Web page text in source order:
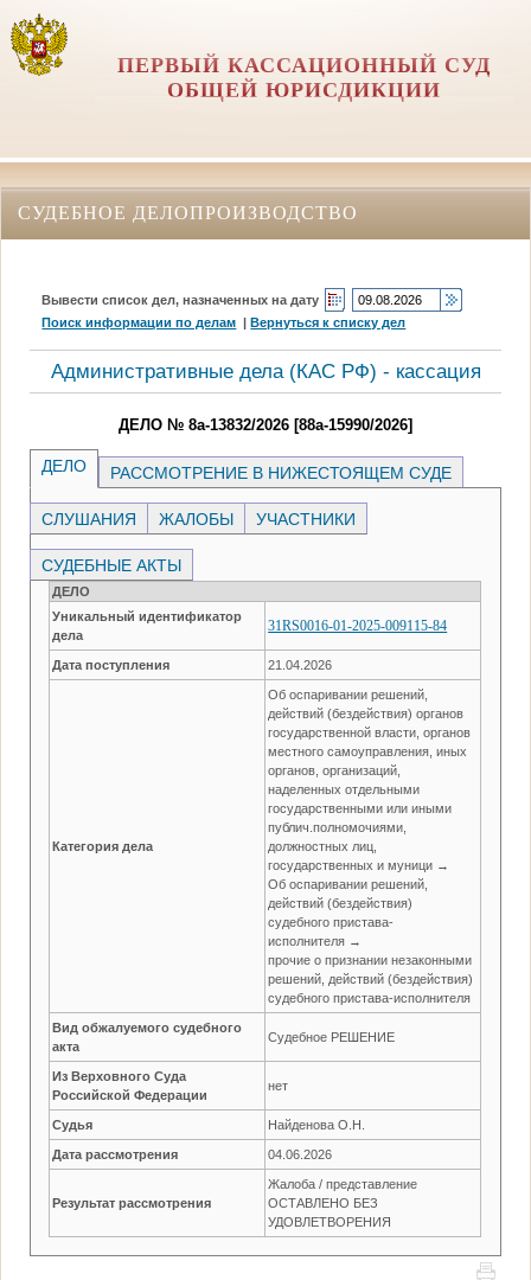
ПЕРВЫЙ КАССАЦИОННЫЙ СУД
ОБЩЕЙ ЮРИСДИКЦИИ
СУДЕБНОЕ ДЕЛОПРОИЗВОДСТВО
Вывести список дел, назначенных на дату
Поиск информации по делам |Вернуться к списку дел
Административные дела (КАC РФ) - кассация
ДЕЛО № 8а-13832/2026 [88а-15990/2026]
ДЕЛО РАССМОТРЕНИЕ В НИЖЕСТОЯЩЕМ СУДЕ
СЛУШАНИЯ ЖАЛОБЫ УЧАСТНИКИ
СУДЕБНЫЕ АКТЫ
ДЕЛО
Уникальный идентификатор
дела
31RS0016-01-2025-009115-84
Дата поступления 21.04.2026
Категория дела
Об оспаривании решений,
действий (бездействия) органов
государственной власти, органов
местного самоуправления, иных
органов, организаций,
наделенных отдельными
государственными или иными
публич.полномочиями,
должностных лиц,
государственных и муници →
Об оспаривании решений,
действий (бездействия)
судебного пристава-
исполнителя →
прочие о признании незаконными
решений, действий (бездействия)
судебного пристава-исполнителя
Вид обжалуемого судебного
акта
Судебное РЕШЕНИЕ
Из Верховного Суда
Российской Федерации
нет
Судья Найденова О.Н.
Дата рассмотрения 04.06.2026
Результат рассмотрения
Жалоба / представление
ОСТАВЛЕНО БЕЗ
УДОВЛЕТВОРЕНИЯ